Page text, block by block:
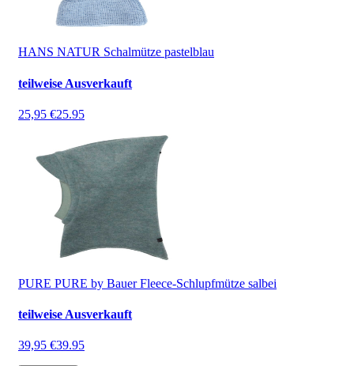
HANS NATUR Schalmütze pastelblau
teilweise Ausverkauft
25,95 €25.95
PURE PURE by Bauer Fleece-Schlupfmütze salbei
teilweise Ausverkauft
39,95 €39.95